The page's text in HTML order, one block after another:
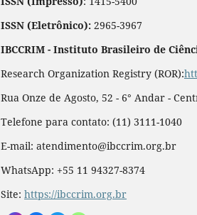
ISSN (Eletrônico): 2965-3967
IBCCRIM - Instituto Brasileiro de
Research Organization Registry (ROR):
Rua Onze de Agosto, 52 - 6° Andar -
Telefone para contato: (11) 3111-1040
E-mail: atendimento@ibccrim.org.br
WhatsApp: +55 11 94327-8374
Site: https://ibccrim.org.br